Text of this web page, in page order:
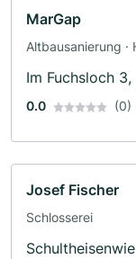
MarGap
Altbausanierung ·
Im Fuchsloch
0.0 (0)
Josef Fischer
Schlosserei